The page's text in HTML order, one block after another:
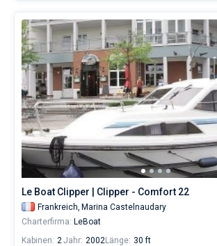
Le Boat Clipper | Clipper - Comfort 22
Frankreich, Marina Castelnaudary
Charterfirma: LeBoat
Kabinen: 2Jahr: 2002Länge: 30 ft